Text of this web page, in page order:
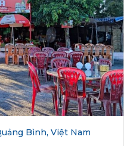
Bình, Việt Nam